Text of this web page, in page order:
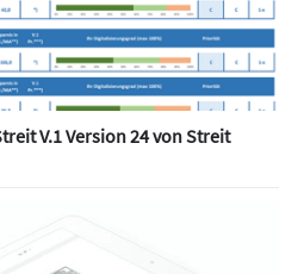
V.1 Version 24 von Streit